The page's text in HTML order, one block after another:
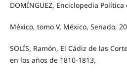
DOMÍNGUEZ, Enciclopedia Política
México, tomo V, México, Senado,
SOLÍS, Ramón, El Cádiz de las
en los años de 1810-1813,